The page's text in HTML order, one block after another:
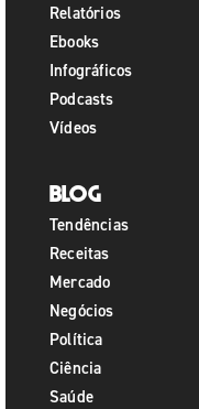
Relatórios
Ebooks
Infográficos
Podcasts
Vídeos
Blog
Tendências
Receitas
Mercado
Negócios
Política
Ciência
Saúde